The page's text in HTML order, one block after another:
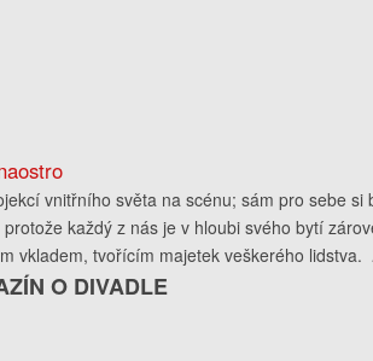
vnitřního světa na scénu; sám pro sebe
každý z nás je v hloubi svého bytí
vkladem, tvořícím majetek veškerého lidstva.
O DIVADLE